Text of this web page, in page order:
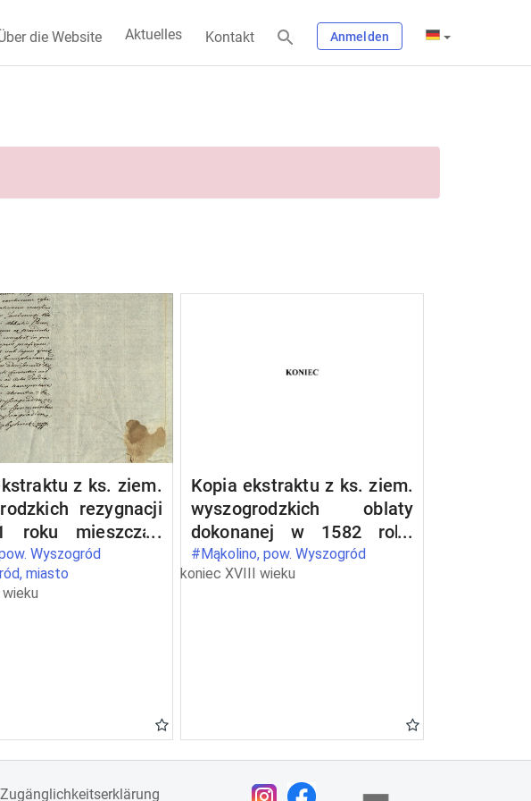
die Website Aktuelles Kontakt Anmelden
z ks. ziem.
rezygnacji
roku mieszczan
Piotra
Wodczanki
w Drwałach na
Wyszogród
miasto
Kopia ekstraktu z ks. ziem.
wyszogrodzkich oblaty
dokonanej w 1582 roku
relacji intromisji opata
Piotra Borukowskiego do
#Mąkolino, pow. Wyszogród
koniec XVIII wieku
Zugänglichkeitserklärung